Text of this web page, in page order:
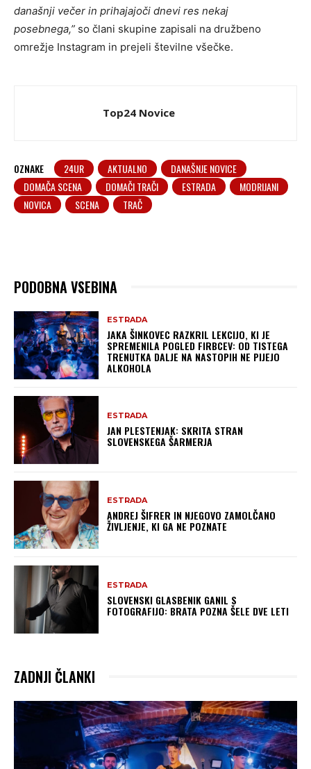
današnji večer in prihajajoči dnevi res nekaj
posebnega,” so člani skupine zapisali na družbeno
omrežje Instagram in prejeli številne všečke.
Top24 Novice
OZNAKE 24UR AKTUALNO
DANAŠNJE NOVICE
DOMAČA SCENA
DOMAČI TRAČI ESTRADA
MODRIJANI
NOVICA
SCENA TRAČ
PODOBNA VSEBINA
ESTRADA
JAKA ŠINKOVEC RAZKRIL LEKCIJO, KI JE
SPREMENILA POGLED FIRBCEV: OD TISTEGA
TRENUTKA DALJE NA NASTOPIH NE PIJEJO
ALKOHOLA
ESTRADA
JAN PLESTENJAK: SKRITA STRAN
SLOVENSKEGA ŠARMERJA
ESTRADA
ANDREJ ŠIFRER IN NJEGOVO ZAMOLČANO
ŽIVLJENJE, KI GA NE POZNATE
ESTRADA
SLOVENSKI GLASBENIK GANIL S
FOTOGRAFIJO: BRATA POZNA ŠELE DVE LETI
ZADNJI ČLANKI